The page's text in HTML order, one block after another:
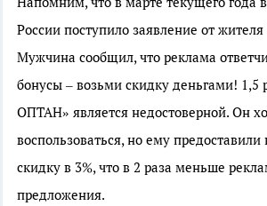
России поступило заявление от жителя
Мужчина сообщил, что реклама
бонусы – возьми скидку деньгами! 1,5
ОПТАН» является недостоверной. Он
воспользоваться, но ему предоставили
скидку в 3%, что в 2 раза меньше
предложения.